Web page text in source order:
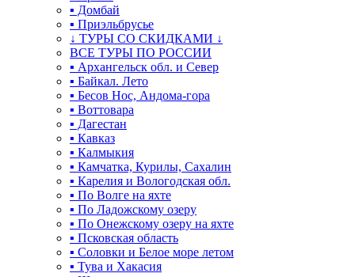
▪ Домбай
▪ Приэльбрусье
↓ ТУРЫ СО СКИДКАМИ ↓
ВСЕ ТУРЫ ПО РОССИИ
▪ Архангельск обл. и Север
▪ Байкал. Лето
▪ Бесов Нос, Андома-гора
▪ Воттовара
▪ Дагестан
▪ Кавказ
▪ Калмыкия
▪ Камчатка, Курилы, Сахалин
▪ Карелия и Вологодская обл.
▪ По Волге на яхте
▪ По Ладожскому озеру
▪ По Онежскому озеру на яхте
▪ Псковская область
▪ Соловки и Белое море летом
▪ Тува и Хакасия